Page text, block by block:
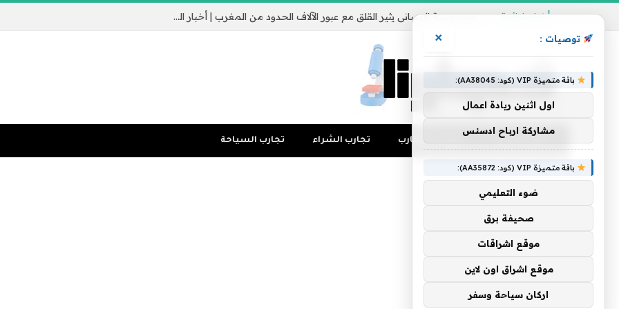
أخبار شائعة جيب سبتة الإسباني يثير القلق مع عبور الآلاف الحدود من المغرب | أخبار الهجرة
تجارب المال منوعات التجارب تجارب الشراء تجارب السياحة
توصيات : ×
باقة متميزة VIP (كود: AA38045):
اول اثنين ريادة اعمال
مشاركة ارباح ادسنس
باقة متميزة VIP (كود: AA35872):
ضوء التعليمي
صحيفة برق
موقع اشراقات
موقع اشراق اون لاين
اركان سياحة وسفر